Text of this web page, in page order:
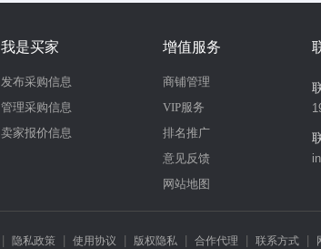
我是买家
发布采购信息
管理采购信息
卖家报价信息
增值服务
商铺管理
VIP服务
排名推广
意见反馈
网站地图
| 隐私政策| 使用协议 | 版权隐私 | 合作代理 | 联系方式|